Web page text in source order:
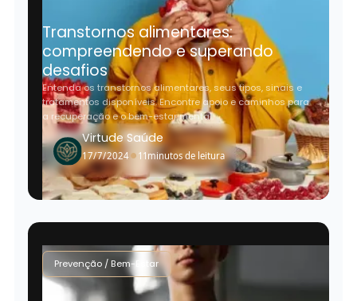
Transtornos alimentares:
compreendendo e superando
desafios
Entenda os transtornos alimentares, seus tipos, sinais e
tratamentos disponíveis. Encontre apoio e caminhos para
a recuperação e o bem-estar mental.
Virtude Saúde
17/7/2024• 11 minutos de leitura
Prevenção / Bem-Estar